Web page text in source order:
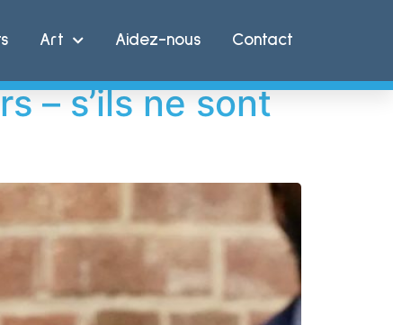
Art Aidez-nous Contact
– s’ils ne sont